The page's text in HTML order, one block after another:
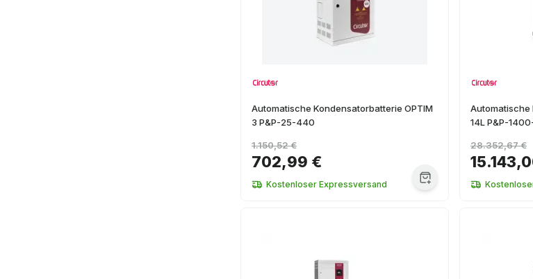
Automatische Kondensatorbatterie OPTIM
3 P&P-25-440
702,99 €
1.150,52 €
Kostenloser Expressversand
Automatische
14L P&P-
28.352,67 €